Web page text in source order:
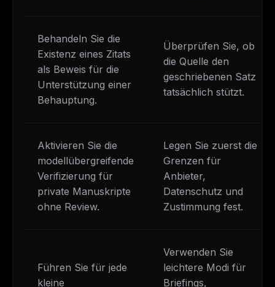
Behandeln Sie die
Existenz eines Zitats
als Beweis für die
Unterstützung einer
Behauptung.
Überprüfen Sie, ob
die Quelle den
geschriebenen Satz
tatsächlich stützt.
Aktivieren Sie die
modellübergreifende
Verifizierung für
private Manuskripte
ohne Review.
Legen Sie zuerst die
Grenzen für
Anbieter,
Datenschutz und
Zustimmung fest.
Führen Sie für jede
kleine
Verwenden Sie
leichtere Modi für
Briefings,